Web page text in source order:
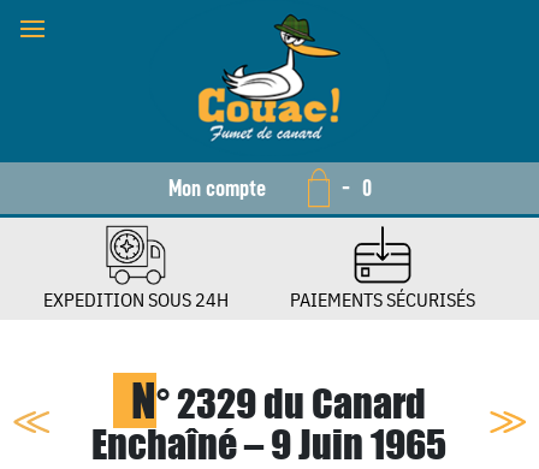
Mon compte - 0
EXPEDITION SOUS 24H PAIEMENTS SÉCURISÉS
N° 2329 du Canard
Enchaîné – 9 Juin 1965